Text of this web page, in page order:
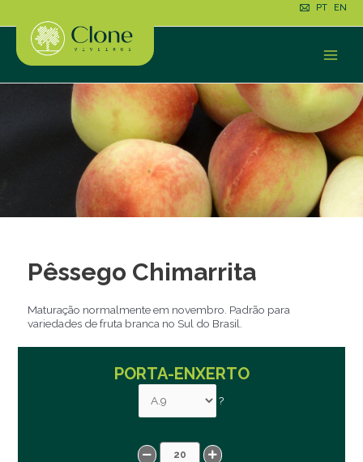
conteúdo
PT EN
Pêssego Chimarrita
Maturação normalmente em novembro. Padrão para
variedades de fruta branca no Sul do Brasil.
PORTA-ENXERTO
?